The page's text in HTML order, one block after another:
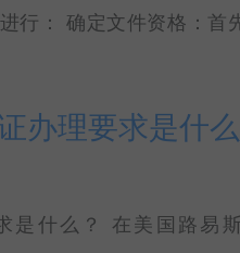
行： 确定文件资格：
办理要求是什么
是什么？ 在美国路易